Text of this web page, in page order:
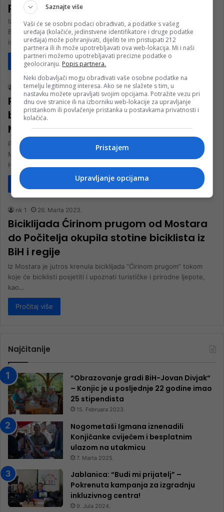
prijateljstva Mostar – Vukovar
Iz Mostara je u nedjelju za Vukovar krenula 12. po redu
Biciklistička karavana prijateljstva Mostar – Vukovar, a organizatori
ističu…
Pročitaj više
nk 2 18. Decembra 2023.
Radost za najmlađe: Tradicionalna
biciklijada Djeda Mrazova ulicama
Mostara
Povodom božićnih i novogodišnjih praznika, Biciklistički klub
Mostar u saradnji s Gradom Mostarom i Udruženjem
HercegovinaBike organizirao je tradicionalnu biciklijadu…
Pročitaj više
Društvo
nk 1 26. Marta 2023.
Biciklijada Ćirinom prugom od Mostara
do Počitelja okupila stotine biciklista iz
BiH i regije
Iz Mostara je jutros krenula biciklijada “Ćirinom prugom” tokom
koje će biciklisti posjetiti i upoznati turističke i prirodne ljepote,
kao…
Pročitaj više
Najčitanije
“Obrazovanje gradi BiH-Jovan Divjak“
– Konjic je u posljednje 22 godine imao
25 ​​stipendista
15. Februara 2023.
Nogometaši Igmana iznenadili
Konjičanke cvijećem i besplatnim
ulazom na utakmicu
7. Marta 2025.
Jablanica: “Budi mi prijatelj” –
Pokrenuta kampanja za izgradnju
inkluzivnog centra!
9. Jula 2024.
Saznajte više
Vaši će se osobni podaci obrađivati, a podatke s vašeg
uređaja (kolačiće, jedinstvene identifikatore i druge podatke
uređaja) može pohranjivati, dijeliti te im pristupati 212
partnera ili ih može upotrebljavati ova web-lokacija. Mi i naši
partneri možemo upotrebljavati precizne podatke o
geolociranju. Popis partnera.
Neki dobavljači mogu obrađivati vaše osobne podatke na
temelju legitimnog interesa. Ako se ne slažete s tim, u
nastavku možete upravljati svojim opcijama. Potražite vezu pri
dnu ove stranice ili na izborniku web-lokacije za upravljanje
pristankom ili povlačenje pristanka u postavkama privatnosti i
kolačića.
Pristajem
Upravljanje opcijama